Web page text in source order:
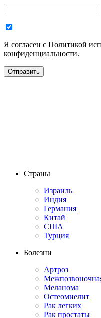
Я согласен с Политикой
конфиденциальности.
Страны
Израиль
Индия
Германия
Китай
США
Турция
Болезни
Артроз
Меланома
Остеомиелит
Рак легких
Рак простаты